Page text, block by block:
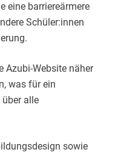
eine barriereärmere
Schüler:innen
Azubi-Website näher
was für ein
alle
sowie